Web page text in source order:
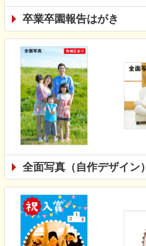
卒業卒園報告はがき
全面写真（自作デザイン）